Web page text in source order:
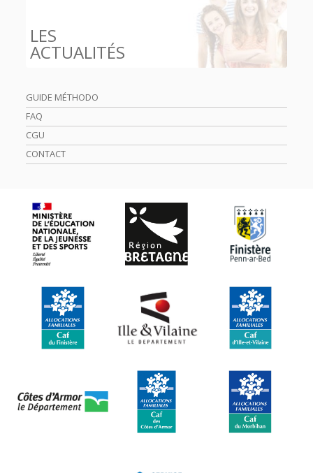
LES
ACTUALITÉS
GUIDE MÉTHODO
FAQ
CGU
CONTACT